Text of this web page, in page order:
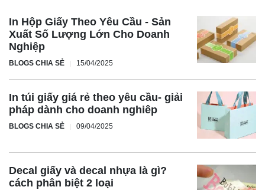
In Hộp Giấy Theo Yêu Cầu - Sản
Xuất Số Lượng Lớn Cho Doanh
Nghiệp
BLOGS CHIA SẺ 15/04/2025
In túi giấy giá rẻ theo yêu cầu- giải
pháp dành cho doanh nghiêp
BLOGS CHIA SẺ 09/04/2025
Decal giấy và decal nhựa là gì?
cách phân biệt 2 loại